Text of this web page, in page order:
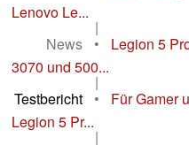
Lenovo Le...
|
News
•
Legion 5
3070 und 500...
|
Testbericht
•
Für Gamer
Legion 5 Pr...
|